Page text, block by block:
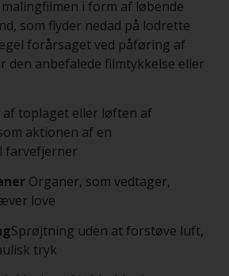
i form af løbende
som flyder nedad på lodrette
forårsaget ved påføring af
den anbefalede filmtykkelse eller
af toplaget eller løften af
aktionen af en
farvefjerner
Organer, som vedtager,
love
Sprøjtning uden at forstøve luft,
tryk